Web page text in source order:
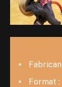
Format :